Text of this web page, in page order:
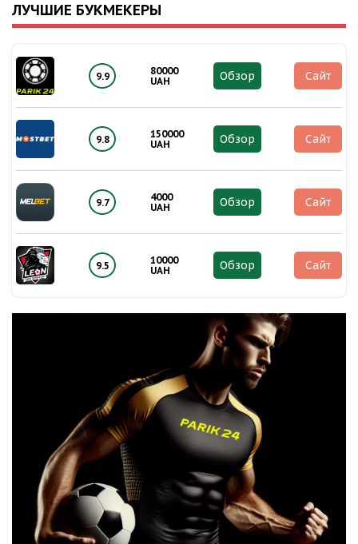
ЛУЧШИЕ БУКМЕКЕРЫ
9.9
80000
UAH
Обзор Сайт
9.8
150000
UAH
Обзор Сайт
9.7
4000
UAH
Обзор Сайт
9.5
10000
UAH
Обзор Сайт